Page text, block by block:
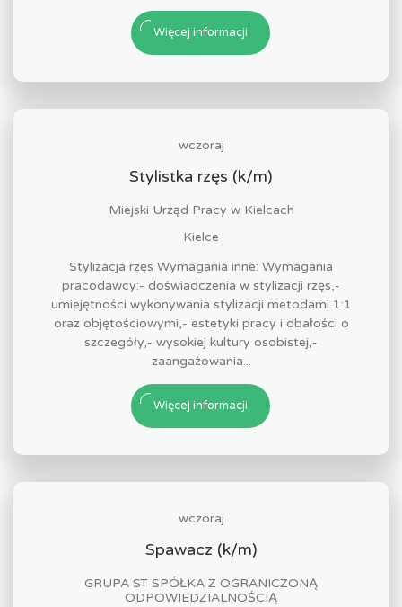
Więcej informacji
wczoraj
Stylistka rzęs (k/m)
Miejski Urząd Pracy w Kielcach
Kielce
Stylizacja rzęs Wymagania inne: Wymagania
pracodawcy:- doświadczenia w stylizacji rzęs,-
umiejętności wykonywania stylizacji metodami 1:1
oraz objętościowymi,- estetyki pracy i dbałości o
szczegóły,- wysokiej kultury osobistej,-
zaangażowania...
Więcej informacji
wczoraj
Spawacz (k/m)
GRUPA ST SPÓŁKA Z OGRANICZONĄ
ODPOWIEDZIALNOŚCIĄ